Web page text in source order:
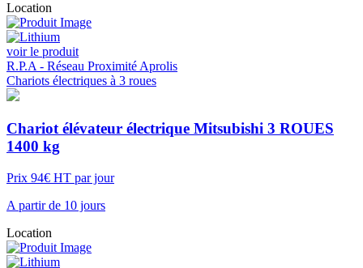
Location
voir le produit
R.P.A - Réseau Proximité Aprolis
Chariots électriques à 3 roues
Chariot élévateur électrique Mitsubishi 3 ROUES
1400 kg
Prix 94€ HT par jour
A partir de 10 jours
Location